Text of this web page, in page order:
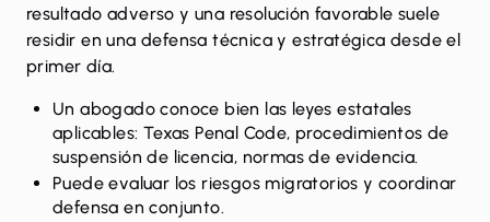
resultado adverso y una resolución favorable suele
residir en una defensa técnica y estratégica desde el
primer día.
Un abogado conoce bien las leyes estatales
aplicables: Texas Penal Code, procedimientos de
suspensión de licencia, normas de evidencia.
Puede evaluar los riesgos migratorios y coordinar
defensa en conjunto.